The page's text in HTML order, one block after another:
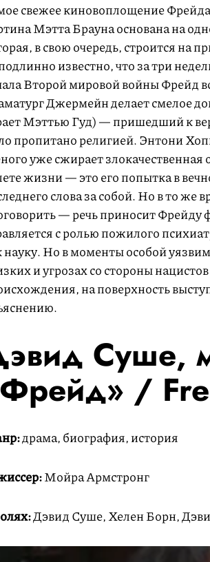
свежее киновоплощение
Мэтта Брауна основана на
в свою очередь, строится на
известно, что за три
Второй мировой войны Фрейд
Джермейн делает смелое
Мэттью Гуд) — пришедший к
пропитано религией. Энтони
уже сжирает
жизни — это его попытка в
слова за собой. Но в то же
— речь приносит Фрейду
с ролью пожилого
науку. Но в моменты особой
и угрозах со стороны
на поверхность
Суше,
/
драма, биография, история
Мойра Армстронг
Дэвид Суше, Хелен Борн,